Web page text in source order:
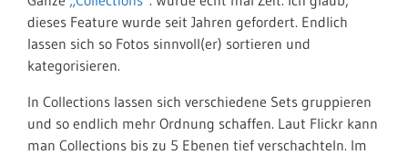
dieses Feature wurde seit Jahren gefordert. Endlich
lassen sich so Fotos sinnvoll(er) sortieren und
kategorisieren.
In Collections lassen sich verschiedene Sets gruppieren
und so endlich mehr Ordnung schaffen. Laut Flickr kann
man Collections bis zu 5 Ebenen tief verschachteln. Im